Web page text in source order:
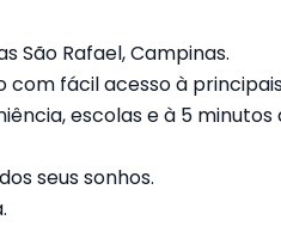
São Rafael, Campinas.
fácil acesso à
escolas e à 5
seus sonhos.